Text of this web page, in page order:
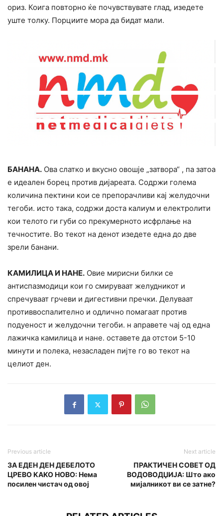
ориз. Коига повторно ќе почувствувате глад, изедете
уште толку. Порциите мора да бидат мали.
БАНАНА. Ова слатко и вкусно овошје „затвора“ , па затоа
е идеален бopeц против дијареата. Содржи голема
количина пектини кои се препорачливи кај желудочни
тегоби. исто така, содржи доста калиум и електролити
кои телото ги губи со прекумерното исфрлање на
течностите. Во текот на денот изедете една до две
зрели банани.
КАМИЛИЦА И НАНЕ. Овие мирисни билки се
антиспазмодици кои го смируваат желудникот и
спречуваат грчеви и дигестивни пречки. Делуваат
противвоспалително и одлично помагаат против
подуеност и желудочни тегоби. н аправете чај од една
лажичка камилица и нане. оставете да отстои 5-10
минути и полека, незасладен пијте го во текот на
целиот ден.
Previous article
3A ЕДEH ДEH ДЕБЕЛОТО
ЦРЕВО KAKO HOBO: Hема
поcилен чистач од овој
Next article
ПРАКТИЧЕН СОВЕТ ОД
ВОДОВОДЏИЈА: Што ако
мијалникот ви се затне?